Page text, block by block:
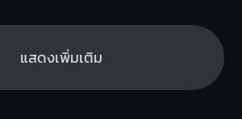
แสดงเพิ่มเติม